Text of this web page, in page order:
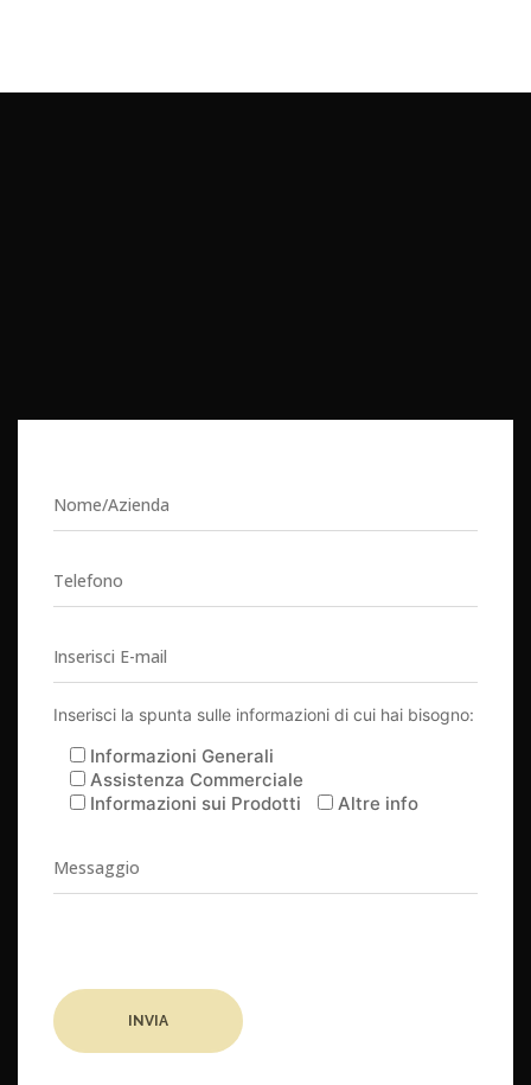
Inserisci la spunta sulle informazioni di cui hai bisogno:
Informazioni Generali
Assistenza Commerciale
Informazioni sui Prodotti
Altre info